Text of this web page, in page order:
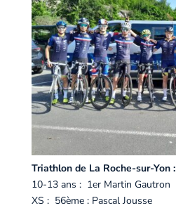
Triathlon de La Roche-sur-Yon :
10-13 ans : 1er Martin Gautron
XS : 56ème : Pascal Jousse